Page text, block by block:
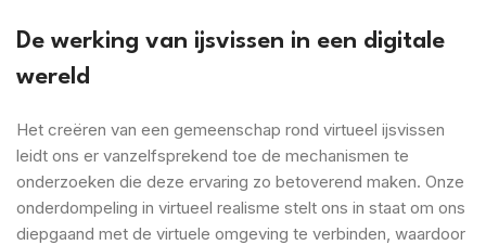
De werking van ijsvissen in een digitale
wereld
Het creëren van een gemeenschap rond virtueel ijsvissen
leidt ons er vanzelfsprekend toe de mechanismen te
onderzoeken die deze ervaring zo betoverend maken. Onze
onderdompeling in virtueel realisme stelt ons in staat om ons
diepgaand met de virtuele omgeving te verbinden, waardoor